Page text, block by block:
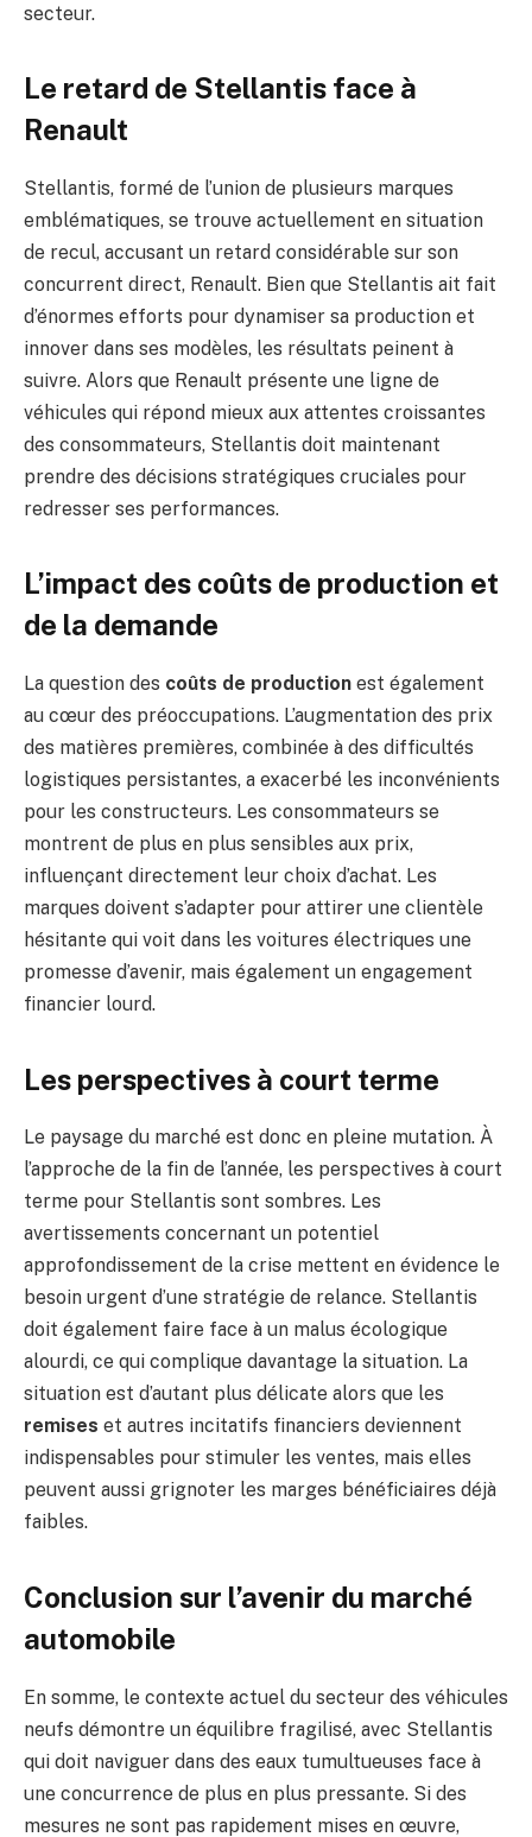
secteur.
Le retard de Stellantis face à
Renault
Stellantis, formé de l’union de plusieurs marques
emblématiques, se trouve actuellement en situation
de recul, accusant un retard considérable sur son
concurrent direct, Renault. Bien que Stellantis ait fait
d’énormes efforts pour dynamiser sa production et
innover dans ses modèles, les résultats peinent à
suivre. Alors que Renault présente une ligne de
véhicules qui répond mieux aux attentes croissantes
des consommateurs, Stellantis doit maintenant
prendre des décisions stratégiques cruciales pour
redresser ses performances.
L’impact des coûts de production et
de la demande
La question des coûts de production est également
au cœur des préoccupations. L’augmentation des prix
des matières premières, combinée à des difficultés
logistiques persistantes, a exacerbé les inconvénients
pour les constructeurs. Les consommateurs se
montrent de plus en plus sensibles aux prix,
influençant directement leur choix d’achat. Les
marques doivent s’adapter pour attirer une clientèle
hésitante qui voit dans les voitures électriques une
promesse d’avenir, mais également un engagement
financier lourd.
Les perspectives à court terme
Le paysage du marché est donc en pleine mutation. À
l’approche de la fin de l’année, les perspectives à court
terme pour Stellantis sont sombres. Les
avertissements concernant un potentiel
approfondissement de la crise mettent en évidence le
besoin urgent d’une stratégie de relance. Stellantis
doit également faire face à un malus écologique
alourdi, ce qui complique davantage la situation. La
situation est d’autant plus délicate alors que les
remises et autres incitatifs financiers deviennent
indispensables pour stimuler les ventes, mais elles
peuvent aussi grignoter les marges bénéficiaires déjà
faibles.
Conclusion sur l’avenir du marché
automobile
En somme, le contexte actuel du secteur des véhicules
neufs démontre un équilibre fragilisé, avec Stellantis
qui doit naviguer dans des eaux tumultueuses face à
une concurrence de plus en plus pressante. Si des
mesures ne sont pas rapidement mises en œuvre,